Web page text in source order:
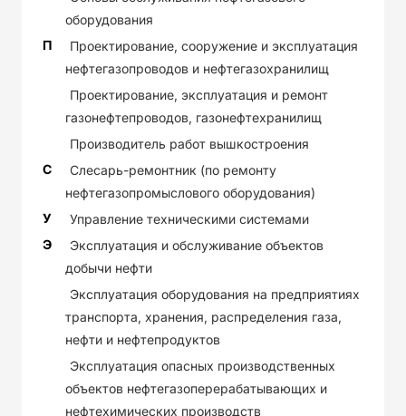
оборудования
П
Проектирование, сооружение и эксплуатация
нефтегазопроводов и нефтегазохранилищ
Проектирование, эксплуатация и ремонт
газонефтепроводов, газонефтехранилищ
Производитель работ вышкостроения
С
Слесарь-ремонтник (по ремонту
нефтегазопромыслового оборудования)
У
Управление техническими системами
Э
Эксплуатация и обслуживание объектов
добычи нефти
Эксплуатация оборудования на предприятиях
транспорта, хранения, распределения газа,
нефти и нефтепродуктов
Эксплуатация опасных производственных
объектов нефтегазоперерабатывающих и
нефтехимических производств